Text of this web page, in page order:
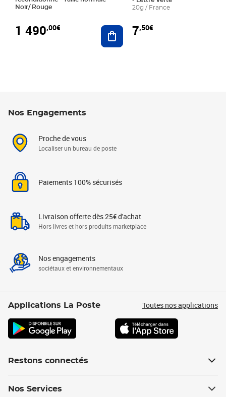
Noir/ Rouge
1 490,00€ Ajouter au panier
20g / France
7,50€
Nos Engagements
Proche de vous
Localiser un bureau de poste
Paiements 100% sécurisés
Livraison offerte dès 25€ d'achat
Hors livres et hors produits marketplace
Nos engagements
sociétaux et environnementaux
Applications La Poste Toutes nos applications
Restons connectés
Nos Services